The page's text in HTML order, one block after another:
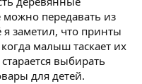
передавать из
заметил, что принты
малыш таскает их
выбирать
для детей.